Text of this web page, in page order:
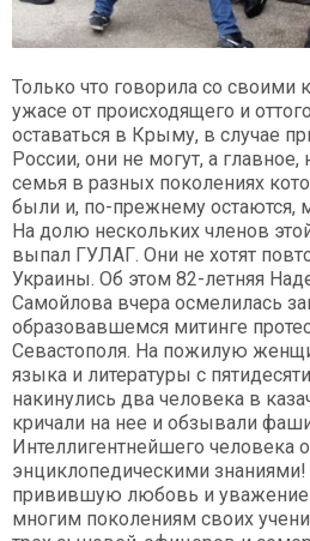
Только что говорила со
ужасе от происходящего и
оставаться в Крыму, в случае
России, они не могут, а главное,
семья в разных поколениях
были и, по-прежнему остаются,
На долю нескольких членов
выпал ГУЛАГ. Они не хотят
Украины. Об этом 82-летняя
Самойлова вчера осмелилась
образовавшемся митинге
Севастополя. На пожилую
языка и литературы с
накинулись два человека в
кричали на нее и обзывали
Интеллигентнейшего человека
энциклопедическими
привившую любовь и уважение
многим поколениям своих